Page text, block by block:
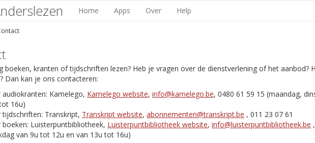
Home Apps Over Help
boeken, kranten of tijdschriften lezen? Heb je vragen over de dienstverlening of het aanbod?
Dan kan je ons contacteren:
audiokranten: Kamelego, Kamelego website, info@kamelego.be, 0480 61 59 15 (maandag,
16u)
tijdschriften: Transkript, Transkript website, abonnementen@transkript.be , 011 23 07 61
boeken: Luisterpuntbibliotheek, Luisterpuntbibliotheek website, info@luisterpuntbibliotheek.be
van 9u tot 12u en van 13u tot 16u)